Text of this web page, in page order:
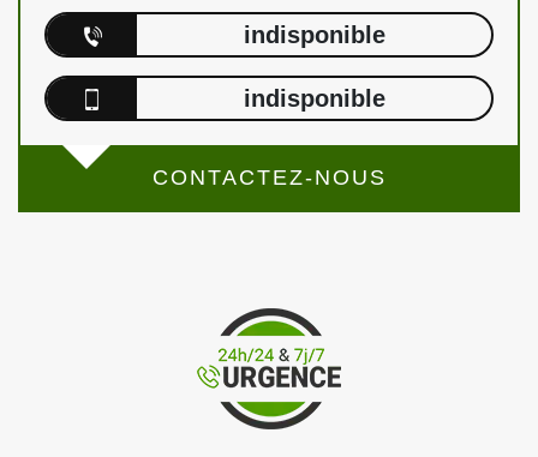
indisponible
indisponible
CONTACTEZ-NOUS